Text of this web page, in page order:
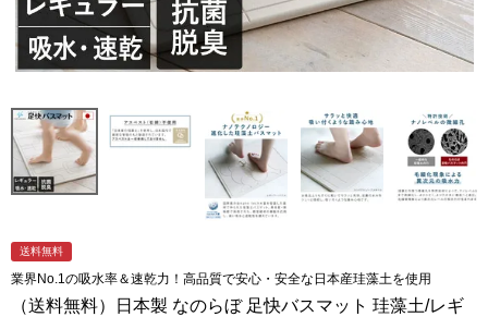
送料無料
業界No.1の吸水率＆速乾力！高品質で安心・安全な日本産珪藻土を使用
（送料無料）日本製 なのらぼ 足快バスマット 珪藻土/レギ